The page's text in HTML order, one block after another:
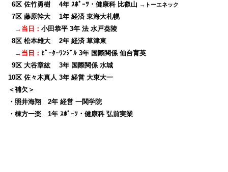
06区 佐竹勇樹 4年 ｽﾎﾟｰﾂ・健康科 比叡山 →トーエネック
07区 藤原幹大 1年 経済 東海大札幌
→当日：小田恭平 3年 法 水戸葵陵
08区 松本雄大 2年 経済 草津東
→当日： ﾋﾟｰﾀｰﾜﾝｼﾞﾙ 3年 国際関係 仙台育英
09区 大谷章紘 3年 国際関係 水城
10区 佐々木真人 3年 経営 大東大一
＜補欠＞
・照井海翔 2年 経営 一関学院
・棟方一楽 1年 ｽﾎﾟｰﾂ・健康科 弘前実業